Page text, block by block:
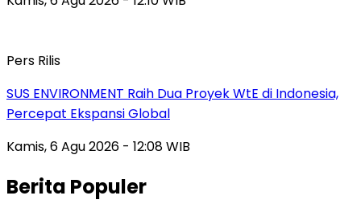
Pers Rilis
SUS ENVIRONMENT Raih Dua Proyek WtE di Indonesia,
Percepat Ekspansi Global
Kamis, 6 Agu 2026 - 12:08 WIB
Berita Populer